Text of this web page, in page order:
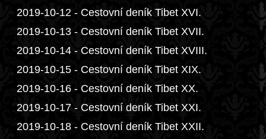
2019-10-12 - Cestovní deník Tibet XVI.
2019-10-13 - Cestovní deník Tibet XVII.
2019-10-14 - Cestovní deník Tibet XVIII.
2019-10-15 - Cestovní deník Tibet XIX.
2019-10-16 - Cestovní deník Tibet XX.
2019-10-17 - Cestovní deník Tibet XXI.
2019-10-18 - Cestovní deník Tibet XXII.